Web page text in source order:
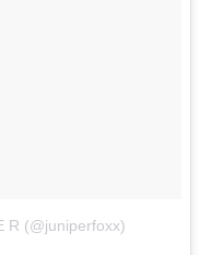
R (@juniperfoxx)